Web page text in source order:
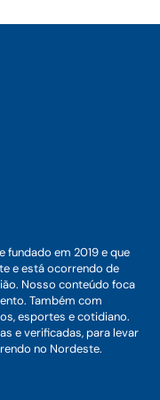
fundado em 2019 e que
e está ocorrendo de
Nosso conteúdo foca
Também com
esportes e cotidiano.
e verificadas, para levar
no Nordeste.